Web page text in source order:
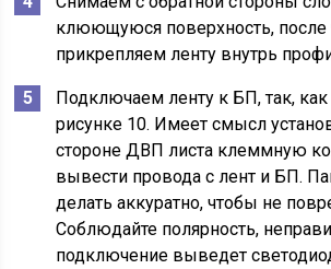
клюющуюся поверхность, после
прикрепляем ленту внутрь
Подключаем ленту к БП, так, как
рисунке 10. Имеет смысл
стороне ДВП листа клеммную
вывести провода с лент и БП.
делать аккуратно, чтобы не
Соблюдайте полярность,
подключение выведет